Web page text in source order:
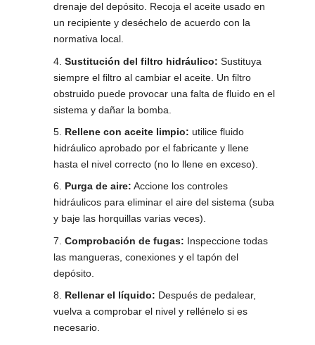
drenaje del depósito. Recoja el aceite usado en
un recipiente y deséchelo de acuerdo con la
normativa local.
Sustitución del filtro hidráulico: Sustituya
siempre el filtro al cambiar el aceite. Un filtro
obstruido puede provocar una falta de fluido en el
sistema y dañar la bomba.
Rellene con aceite limpio: utilice fluido
hidráulico aprobado por el fabricante y llene
hasta el nivel correcto (no lo llene en exceso).
Purga de aire: Accione los controles
hidráulicos para eliminar el aire del sistema (suba
y baje las horquillas varias veces).
Comprobación de fugas: Inspeccione todas
las mangueras, conexiones y el tapón del
depósito.
Rellenar el líquido: Después de pedalear,
vuelva a comprobar el nivel y rellénelo si es
necesario.